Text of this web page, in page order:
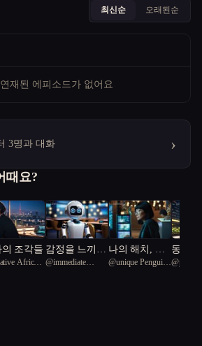
최신순 오래된순
재된 에피소드가 없어요
3명과 대화 ›
때요?
의 조각들
African
38
감정을 느끼는
로봇: C49의 여
@immediate
나의 해치, 아
리를 찾아서
@unique Penguin
동반자
@poleon